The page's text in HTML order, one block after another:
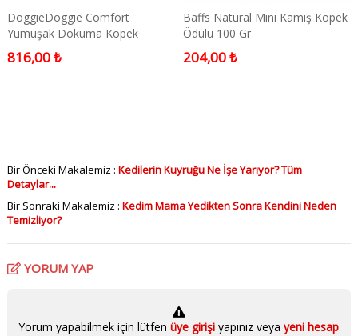
DoggieDoggie Comfort
Yumuşak Dokuma Köpek
Tasması 2,5x42-50cm Large
Siyah
816,00 ₺
Baffs Natural Mini Kamış Köpek
Ödülü 100 Gr
204,00 ₺
Bir Önceki Makalemiz : Kedilerin Kuyruğu Ne İşe Yarıyor? Tüm
Detaylar...
Bir Sonraki Makalemiz : Kedim Mama Yedikten Sonra Kendini Neden
Temizliyor?
YORUM YAP
Yorum yapabilmek için lütfenüye girişiyapınız veya yeni hesap